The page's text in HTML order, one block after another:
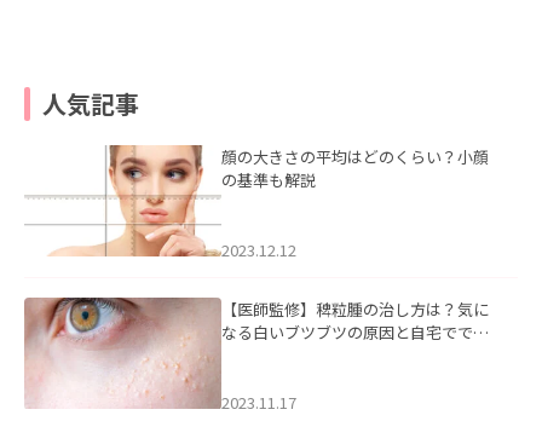
人気記事
顔の大きさの平均はどのくらい？小顔
の基準も解説
2023.12.12
【医師監修】稗粒腫の治し方は？気に
なる白いブツブツの原因と自宅ででき
2023.11.17